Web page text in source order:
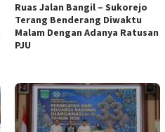
Ruas Jalan Bangil – Sukorejo
Terang Benderang Diwaktu
Malam Dengan Adanya Ratusan
PJU